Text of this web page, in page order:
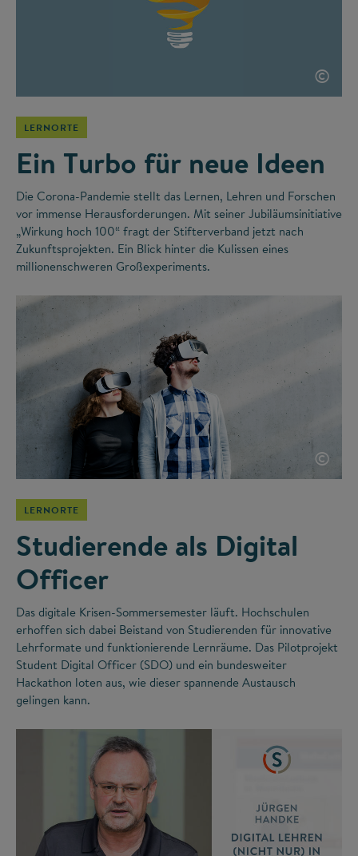
©
LERNORTE
Ein Turbo für neue Ideen
Die Corona-Pandemie stellt das Lernen, Lehren und Forschen
vor immense Herausforderungen. Mit seiner Jubiläumsinitiative
„Wirkung hoch 100“ fragt der Stifterverband jetzt nach
Zukunftsprojekten. Ein Blick hinter die Kulissen eines
millionenschweren Großexperiments.
©
LERNORTE
Studierende als Digital
Officer
Das digitale Krisen-Sommersemester läuft. Hochschulen
erhoffen sich dabei Beistand von Studierenden für innovative
Lehrformate und funktionierende Lernräume. Das Pilotprojekt
Student Digital Officer (SDO) und ein bundesweiter
Hackathon loten aus, wie dieser spannende Austausch
gelingen kann.